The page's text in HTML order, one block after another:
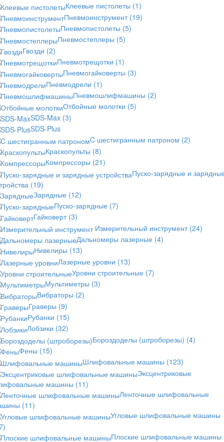
Клеевые пистолеты (1)
Пневмоинструмент (19)
Пневмопистолеты (5)
Пневмостеплеры (5)
Гвозди (2)
Пневмотрещотки (1)
Пневмогайковерты (3)
Пневмодрели (1)
Пневмошлифмашины (2)
Отбойные молотки (5)
SDS-Max (3)
SDS-Plus
C шестигранным патроном (2)
Краскопульты (8)
Компрессоры (21)
Пуско-зарядные и
(19)
Зарядные (12)
Пуско-зарядные (7)
Гайковерт (3)
Измерительный инструмент (24)
Дальномеры лазерные (4)
Нивелиры (13)
Лазерные уровни (13)
Уровни строительные (7)
Мультиметры (3)
Вибраторы (2)
Граверы (9)
Рубанки (15)
Лобзики (32)
Бороздоделы (штроборезы) (4)
Фены (15)
Шлифовальные машины (123)
Эксцентриковые
машины (11)
Ленточные шлифовальные
(11)
Угловые шлифовальные машины
Плоские шлифовальные машины